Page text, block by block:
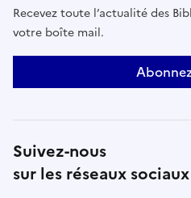
Recevez toute l’actualité des
votre boîte mail.
Suivez-nous
sur les réseaux sociaux